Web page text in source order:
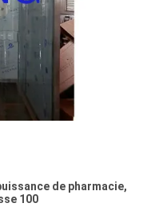
de pharmacie,
100